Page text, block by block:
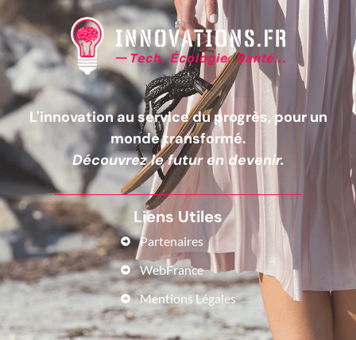
L'innovation au service du progrès, pour un
monde transformé.
Découvrez le futur en devenir.
Liens Utiles
Partenaires
WebFrance
Mentions Légales